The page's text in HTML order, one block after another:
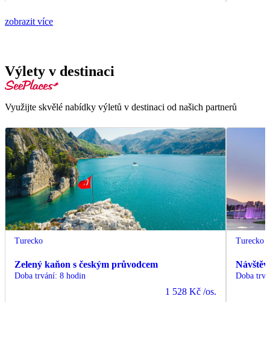
zobrazit více
Výlety v destinaci
Využijte skvělé nabídky výletů v destinaci od našich partnerů
Turecko
Zelený kaňon s českým průvodcem
Doba trvání: 8 hodin
1 528 Kč /os.
Turecko
Doba